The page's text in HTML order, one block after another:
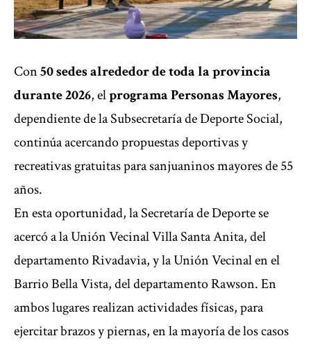
Con50 sedes alrededor de toda la provincia
durante 2026, elprograma Personas Mayores,
dependiente de la Subsecretaría de Deporte Social,
continúa acercando propuestas deportivas y
recreativas gratuitas para sanjuaninos mayores de 55
años.
En esta oportunidad, la Secretaría de Deporte se
acercó a la Unión Vecinal Villa Santa Anita, del
departamento Rivadavia, y la Unión Vecinal en el
Barrio Bella Vista, del departamento Rawson. En
ambos lugares realizan actividades físicas, para
ejercitar brazos y piernas, en la mayoría de los casos